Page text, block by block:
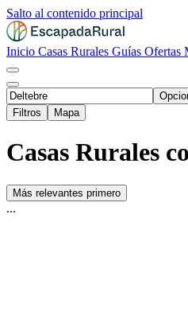
Salto al contenido principal
Inicio Casas Rurales Guías Ofertas
Filtros
Mapa
Casas Rurales
Más relevantes primero
...